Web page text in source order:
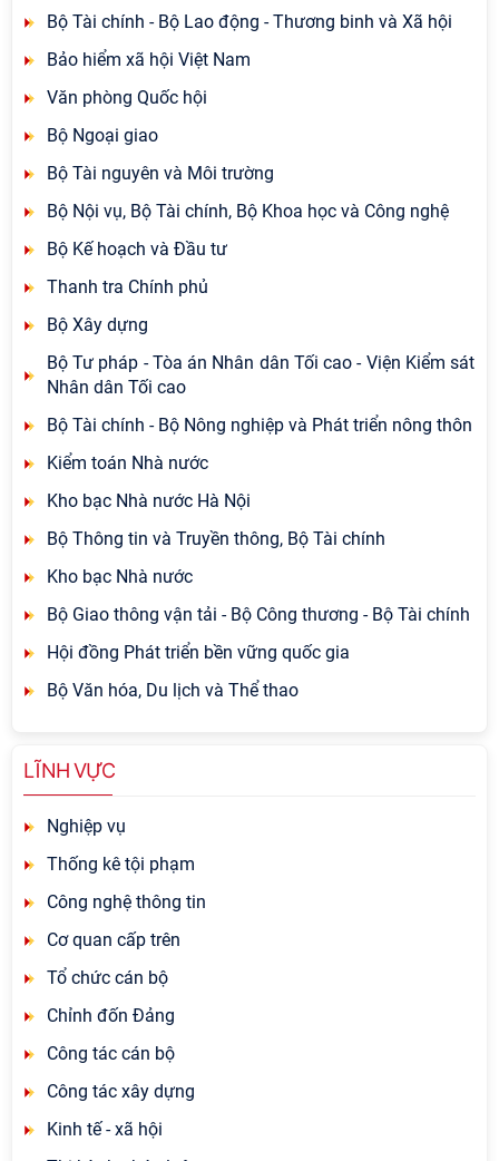
Bộ Tài chính - Bộ Lao động - Thương binh và Xã hội
Bảo hiểm xã hội Việt Nam
Văn phòng Quốc hội
Bộ Ngoại giao
Bộ Tài nguyên và Môi trường
Bộ Nội vụ, Bộ Tài chính, Bộ Khoa học và Công nghệ
Bộ Kế hoạch và Đầu tư
Thanh tra Chính phủ
Bộ Xây dựng
Bộ Tư pháp - Tòa án Nhân dân Tối cao - Viện Kiểm sát
Nhân dân Tối cao
Bộ Tài chính - Bộ Nông nghiệp và Phát triển nông thôn
Kiểm toán Nhà nước
Kho bạc Nhà nước Hà Nội
Bộ Thông tin và Truyền thông, Bộ Tài chính
Kho bạc Nhà nước
Bộ Giao thông vận tải - Bộ Công thương - Bộ Tài chính
Hội đồng Phát triển bền vững quốc gia
Bộ Văn hóa, Du lịch và Thể thao
LĨNH VỰC
Nghiệp vụ
Thống kê tội phạm
Công nghệ thông tin
Cơ quan cấp trên
Tổ chức cán bộ
Chỉnh đốn Đảng
Công tác cán bộ
Công tác xây dựng
Kinh tế - xã hội